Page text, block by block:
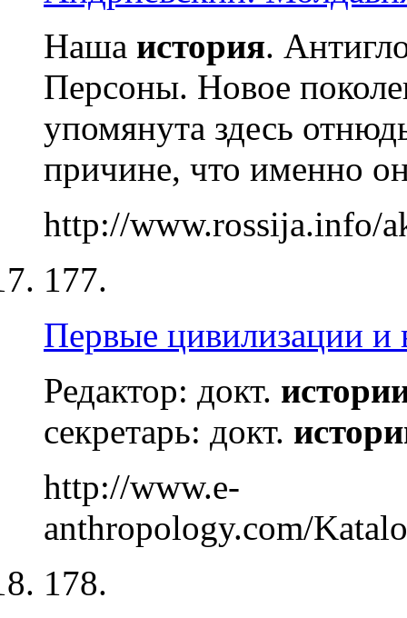
Наша история.
Персоны. Новое
упомянута здесь
причине, что именно
http://www.rossija.info/
177.
Первые цивилизации и
Редактор: докт.
секретарь: докт.
http://www.e-
anthropology.com/
178.